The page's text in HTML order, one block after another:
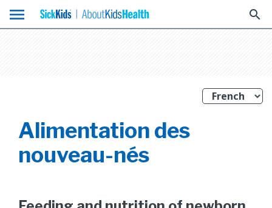
menu search
Alimentation des
nouveau-nés